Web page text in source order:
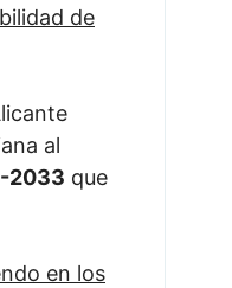
de
al
2033 que
en los